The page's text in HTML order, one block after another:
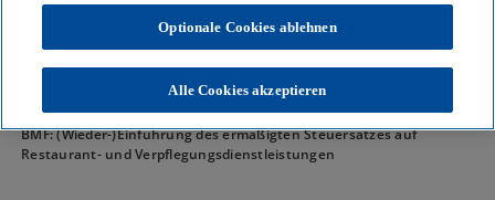
BMF-Schreiben v. 22.12.2025
KPMG
Themen
BMF: (Wieder-)Einführung des ermäßigten Steuersatzes auf
Restaurant- und Verpflegungsdienstleistungen
Optionale Cookies ablehnen
Alle Cookies akzeptieren